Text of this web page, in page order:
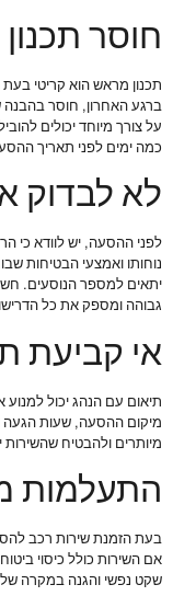
חוסר
תכנון מראש הוא קריטי
ברגע האחרון, חוסר
על צורך מיוחד יכולים
כמה ימים לפני תאריך
לא לבדוק
לפני ההסעה, יש לוודא כי
נוחותו ואמצעי הבטיחות
יתאים למספר הנוסעים.
גבוהה ומספק את כל
אי קביעת
תיאום עם הנהג יכול למנוע
מיקום ההסעה, שעות הגעה
מיותרים ולהבטיח
התעלמות
בעת הזמנת שירות רכב
אם השירות כולל כיסוי
שקט נפשי והגנה במקרה של